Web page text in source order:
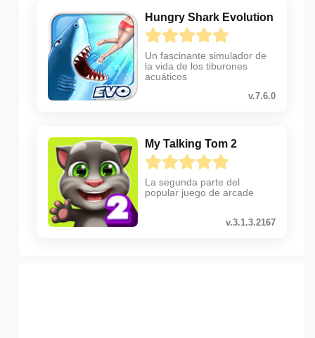
Hungry Shark Evolution
Un fascinante simulador de
la vida de los tiburones
acuáticos
v.7.6.0
My Talking Tom 2
La segunda parte del
popular juego de arcade
v.3.1.3.2167